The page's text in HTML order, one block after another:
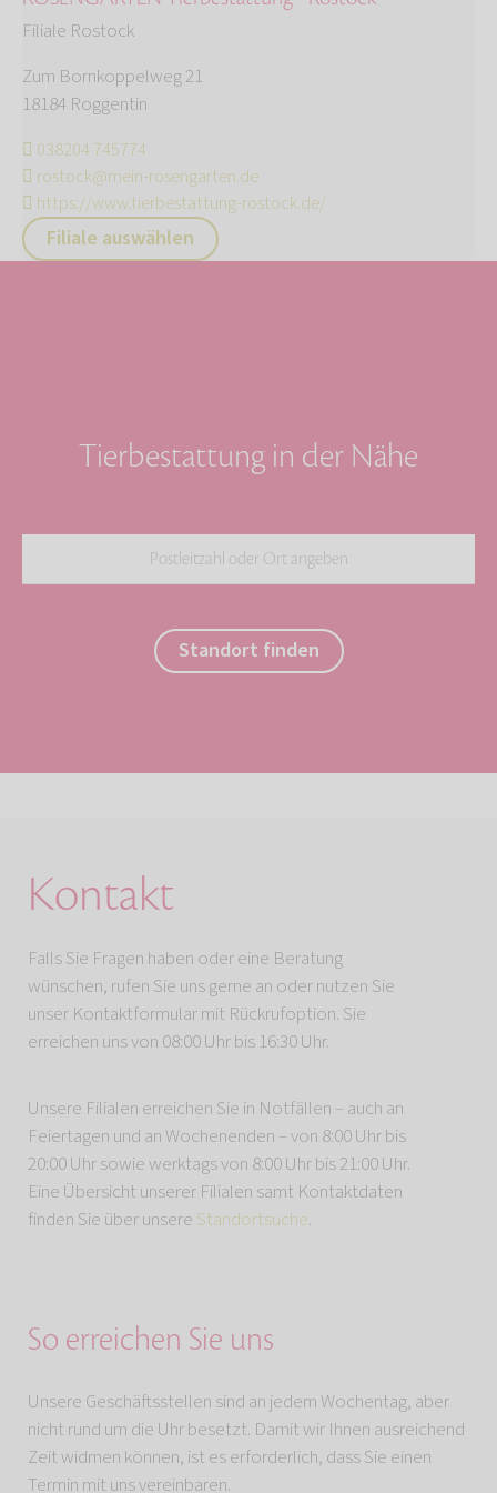
Filiale Rostock
Zum Bornkoppelweg 21
18184 Roggentin
038204 745774
rostock@mein-rosengarten.de
https://www.tierbestattung-rostock.de/
Filiale auswählen
Tierbestattung in der Nähe
Standort finden
Kontakt
Falls Sie Fragen haben oder eine Beratung
wünschen, rufen Sie uns gerne an oder nutzen Sie
unser Kontaktformular mit Rückrufoption. Sie
erreichen uns von 08:00 Uhr bis 16:30 Uhr.
Unsere Filialen erreichen Sie in Notfällen – auch an
Feiertagen und an Wochenenden – von 8:00 Uhr bis
20:00 Uhr sowie werktags von 8:00 Uhr bis 21:00 Uhr.
Eine Übersicht unserer Filialen samt Kontaktdaten
finden Sie über unsere Standortsuche.
So erreichen Sie uns
Unsere Geschäftsstellen sind an jedem Wochentag, aber
nicht rund um die Uhr besetzt. Damit wir Ihnen ausreichend
Zeit widmen können, ist es erforderlich, dass Sie einen
Termin mit uns vereinbaren.